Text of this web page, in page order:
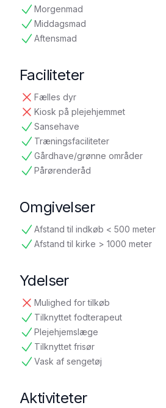
Morgenmad
tilgængelig
Middagsmad
tilgængelig
Aftensmad
tilgængelig
Faciliteter
Fælles dyr
ikke tilgængelig
Kiosk på plejehjemmet
ikke tilgængelig
Sansehave
tilgængelig
Træningsfaciliteter
tilgængelig
Gårdhave/grønne områder
tilgængelig
Pårørenderåd
tilgængelig
Omgivelser
Afstand til indkøb < 500 meter
tilgængelig
Afstand til kirke > 1000 meter
tilgængelig
Ydelser
Mulighed for tilkøb
ikke tilgængelig
Tilknyttet fodterapeut
tilgængelig
Plejehjemslæge
tilgængelig
Tilknyttet frisør
tilgængelig
Vask af sengetøj
tilgængelig
Aktiviteter